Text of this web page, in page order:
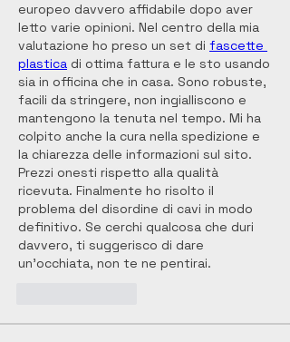
europeo davvero affidabile dopo aver
letto varie opinioni. Nel centro della mia
valutazione ho preso un set di fascette
plastica di ottima fattura e le sto usando
sia in officina che in casa. Sono robuste,
facili da stringere, non ingialliscono e
mantengono la tenuta nel tempo. Mi ha
colpito anche la cura nella spedizione e
la chiarezza delle informazioni sul sito.
Prezzi onesti rispetto alla qualità
ricevuta. Finalmente ho risolto il
problema del disordine di cavi in modo
definitivo. Se cerchi qualcosa che duri
davvero, ti suggerisco di dare
un’occhiata, non te ne pentirai.